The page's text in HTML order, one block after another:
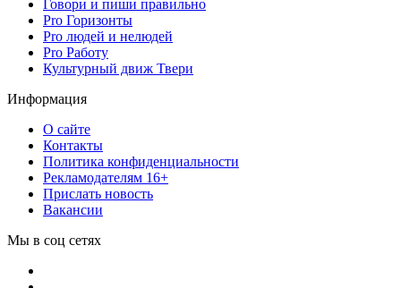
Говори и пиши правильно
Pro Горизонты
Pro людей и нелюдей
Pro Работу
Культурный движ Твери
Информация
О сайте
Контакты
Политика конфиденциальности
Рекламодателям 16+
Прислать новость
Вакансии
Мы в соц сетях